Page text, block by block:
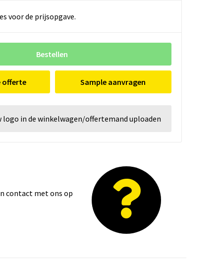
voor de prijsopgave.
Bestellen
offerte Sample aanvragen
logo in de winkelwagen/offertemand uploaden
contact met ons op